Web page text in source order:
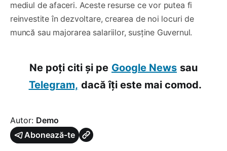
mediul de afaceri. Aceste resurse ce vor putea fi
reinvestite în dezvoltare, crearea de noi locuri de
muncă sau majorarea salariilor, susține Guvernul.
Ne poți citi și pe Google News sau
Telegram, dacă îți este mai comod.
Autor: Demo
Abonează-te